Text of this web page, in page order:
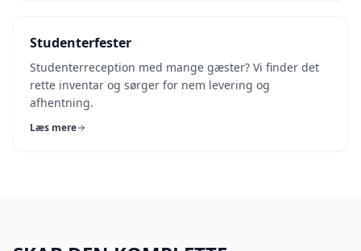
Studenterfester
Studenterreception med mange gæster? Vi finder det
rette inventar og sørger for nem levering og
afhentning.
Læs mere